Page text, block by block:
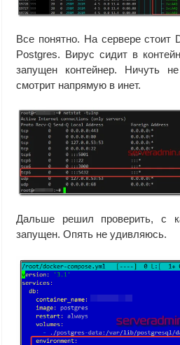
Все понятно. На сервере стоит
Postgres. Вирус сидит в
запущен контейнер. Ничуть
смотрит напрямую в инет.
Дальше решил проверить, с
запущен. Опять не удивляюсь.